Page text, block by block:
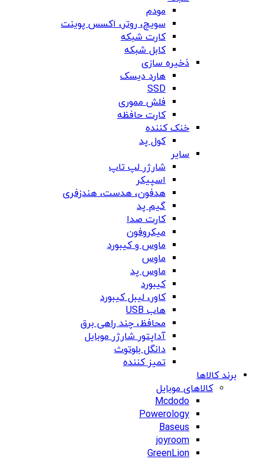
مودم
سویچ، روتر، اکسس پوینت
کارت شبکه
کابل شبکه
ذخیره سازی
هارد دیسک
SSD
فلش مموری
کارت حافظه
خنک کننده
کول پد
سایر
شارژر لپ تاپ
اسپیکر
هدفون، هدست، هندزفری
گیم پد
کارت صدا
میکروفون
ماوس و کیبورد
ماوس
ماوس پد
کیبورد
کاور، لیبل کیبورد
هاب USB
محافظ، چند راهی برق
آداپتور شارژر موبایل
دانگل بلوتوث
تمیز کننده
برند کالاها
کالاهای موبایل
Mcdodo
Powerology
Baseus
joyroom
GreenLion